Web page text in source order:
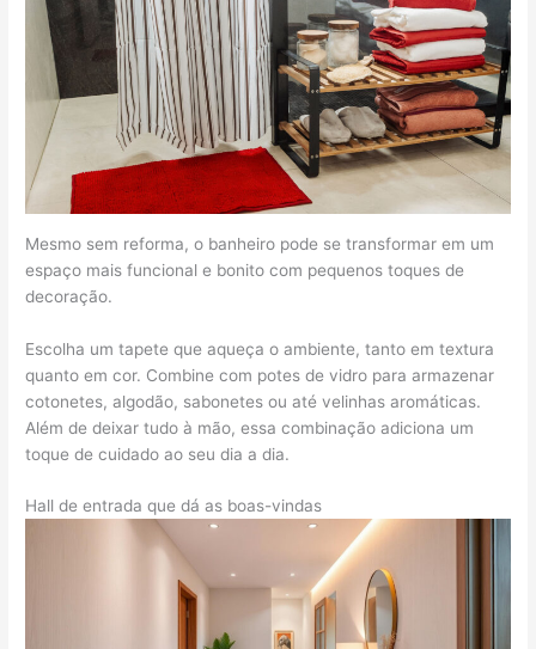
Mesmo sem reforma, o banheiro pode se transformar em um
espaço mais funcional e bonito com pequenos toques de
decoração.
Escolha um tapete que aqueça o ambiente, tanto em textura
quanto em cor. Combine com potes de vidro para armazenar
cotonetes, algodão, sabonetes ou até velinhas aromáticas.
Além de deixar tudo à mão, essa combinação adiciona um
toque de cuidado ao seu dia a dia.
Hall de entrada que dá as boas-vindas